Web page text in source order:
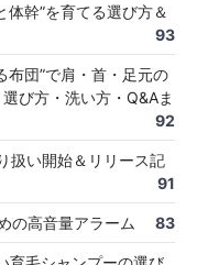
体幹”を育てる選び方＆
93
布団”で肩・首・足元の
び方・洗い方・Q&Aま
92
扱い開始＆リリース記
91
の高音量アラーム 83